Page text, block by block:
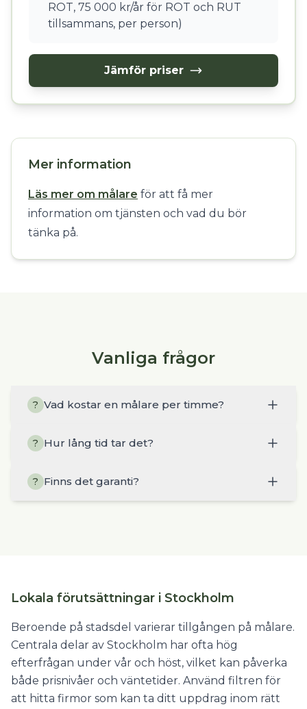
ROT, 75 000 kr/år för ROT och RUT
tillsammans, per person)
Jämför priser
Mer information
Läs mer om målare för att få mer
information om tjänsten och vad du bör
tänka på.
Vanliga frågor
? Vad kostar en målare per timme?
? Hur lång tid tar det?
? Finns det garanti?
Lokala förutsättningar i Stockholm
Beroende på stadsdel varierar tillgången på målare.
Centrala delar av Stockholm har ofta hög
efterfrågan under vår och höst, vilket kan påverka
både prisnivåer och väntetider. Använd filtren för
att hitta firmor som kan ta ditt uppdrag inom rätt